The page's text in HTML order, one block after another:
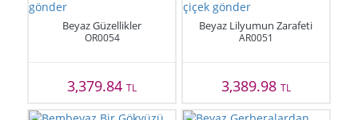
Beyaz Güzellikler
OR0054
3,379.84TL
Beyaz Lilyumun Zarafeti
AR0051
3,389.98 TL